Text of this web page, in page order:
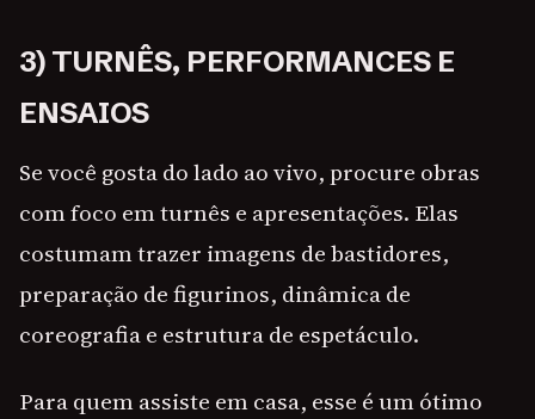
3) TURNÊS, PERFORMANCES E
ENSAIOS
Se você gosta do lado ao vivo, procure obras
com foco em turnês e apresentações. Elas
costumam trazer imagens de bastidores,
preparação de figurinos, dinâmica de
coreografia e estrutura de espetáculo.
Para quem assiste em casa, esse é um ótimo